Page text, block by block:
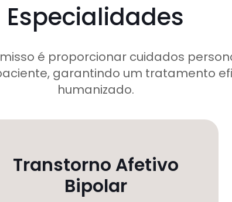
Especialidades
é proporcionar cuidados
garantindo um tratamento
humanizado.
Transtorno Afetivo
Bipolar